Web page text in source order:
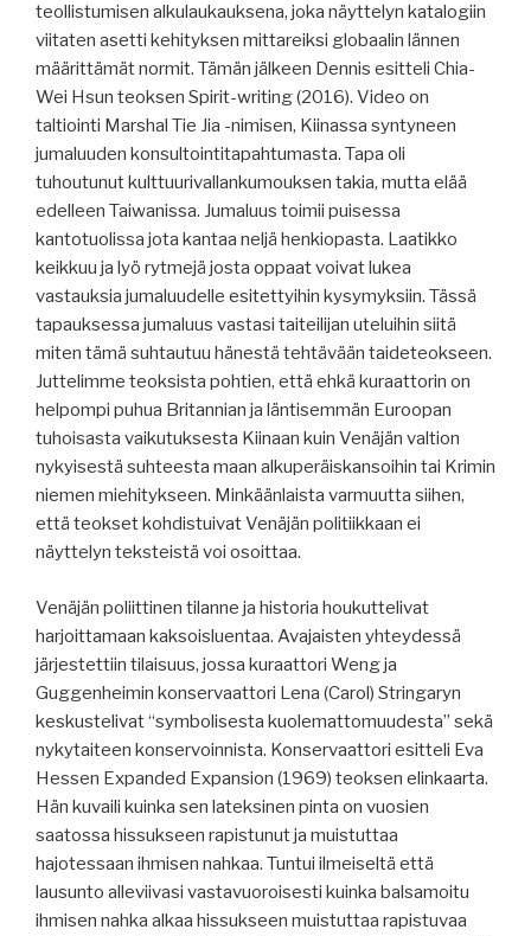
teollistumisen alkulaukauksena, joka näyttelyn katalogiin
viitaten asetti kehityksen mittareiksi globaalin lännen
määrittämät normit. Tämän jälkeen Dennis esitteli Chia-
Wei Hsun teoksen Spirit-writing (2016). Video on
taltiointi Marshal Tie Jia -nimisen, Kiinassa syntyneen
jumaluuden konsultointitapahtumasta. Tapa oli
tuhoutunut kulttuurivallankumouksen takia, mutta elää
edelleen Taiwanissa. Jumaluus toimii puisessa
kantotuolissa jota kantaa neljä henkiopasta. Laatikko
keikkuu ja lyö rytmejä josta oppaat voivat lukea
vastauksia jumaluudelle esitettyihin kysymyksiin. Tässä
tapauksessa jumaluus vastasi taiteilijan uteluihin siitä
miten tämä suhtautuu hänestä tehtävään taideteokseen.
Juttelimme teoksista pohtien, että ehkä kuraattorin on
helpompi puhua Britannian ja läntisemmän Euroopan
tuhoisasta vaikutuksesta Kiinaan kuin Venäjän valtion
nykyisestä suhteesta maan alkuperäiskansoihin tai Krimin
niemen miehitykseen. Minkäänlaista varmuutta siihen,
että teokset kohdistuivat Venäjän politiikkaan ei
näyttelyn teksteistä voi osoittaa.
Venäjän poliittinen tilanne ja historia houkuttelivat
harjoittamaan kaksoisluentaa. Avajaisten yhteydessä
järjestettiin tilaisuus, jossa kuraattori Weng ja
Guggenheimin konservaattori Lena (Carol) Stringaryn
keskustelivat “symbolisesta kuolemattomuudesta” sekä
nykytaiteen konservoinnista. Konservaattori esitteli Eva
Hessen Expanded Expansion (1969) teoksen elinkaarta.
Hän kuvaili kuinka sen lateksinen pinta on vuosien
saatossa hissukseen rapistunut ja muistuttaa
hajotessaan ihmisen nahkaa. Tuntui ilmeiseltä että
lausunto alleviivasi vastavuoroisesti kuinka balsamoitu
ihmisen nahka alkaa hissukseen muistuttaa rapistuvaa